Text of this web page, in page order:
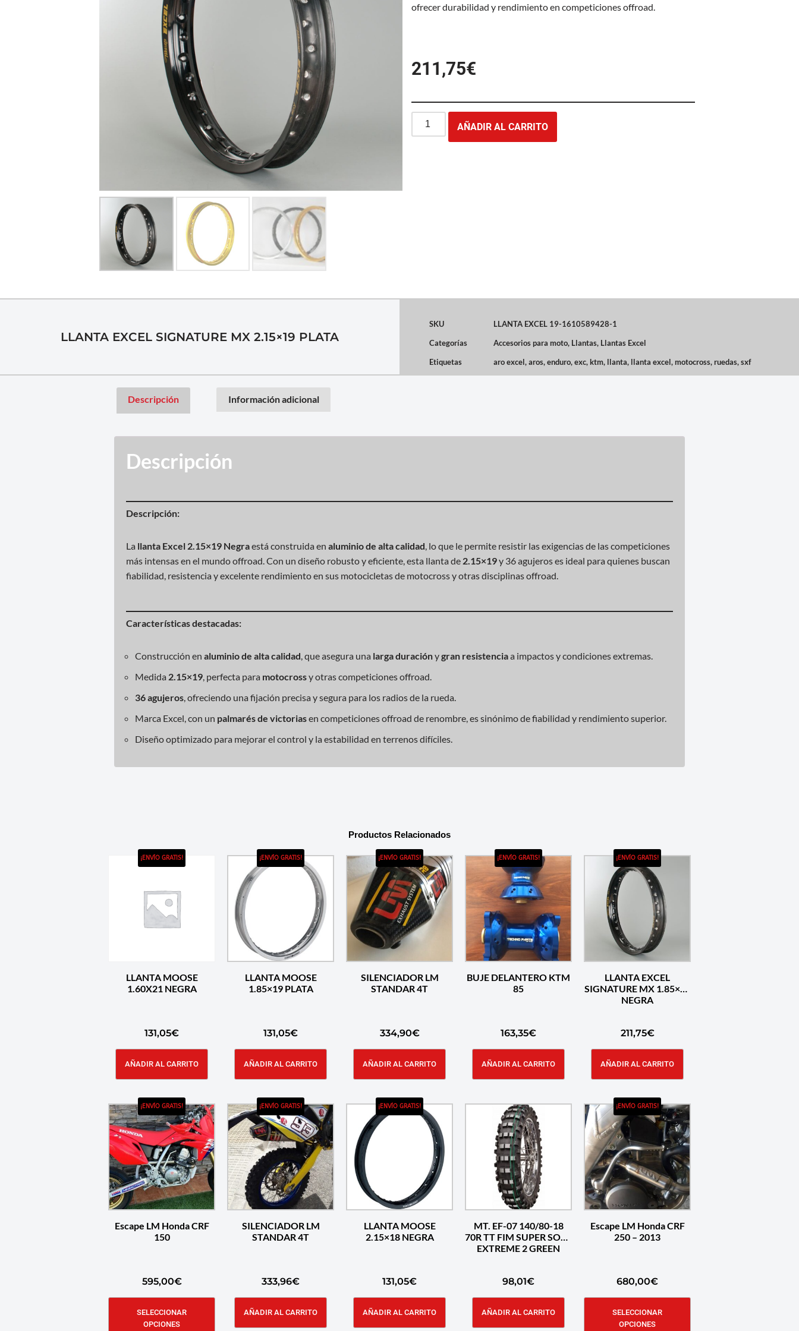
ofrecer durabilidad y rendimiento en competiciones offroad.
211,75€
AÑADIR AL CARRITO
LLANTA EXCEL SIGNATURE MX 2.15×19 PLATA
SKU
LLANTA EXCEL 19-1610589428-1
Categorías
Accesorios para moto, Llantas, Llantas Excel
Etiquetas
aro excel,aros,enduro,exc, ktm, llanta, llanta excel,motocross,ruedas,sxf
Descripción Información adicional
Descripción
Descripción:
La llanta Excel 2.15×19 Negraestá construida en aluminio de alta calidad, lo que le permite resistir las exigencias de las competiciones
más intensas en el mundo offroad. Con un diseño robusto y eficiente, esta llanta de 2.15×19y 36 agujeros es ideal para quienes buscan
fiabilidad, resistencia y excelente rendimiento en sus motocicletas de motocross y otras disciplinas offroad.
Características destacadas:
Construcción en aluminio de alta calidad, que asegura una larga duraciónygran resistenciaa impactos y condiciones extremas.
Medida 2.15×19, perfecta para motocrossy otras competiciones offroad.
36 agujeros, ofreciendo una fijación precisa y segura para los radios de la rueda.
Marca Excel, con un palmarés de victoriasen competiciones offroad de renombre, es sinónimo de fiabilidad y rendimiento superior.
Diseño optimizado para mejorar el control y la estabilidad en terrenos difíciles.
Productos Relacionados
¡ENVÍO GRATIS!
LLANTA MOOSE
1.60X21 NEGRA
131,05€
AÑADIR AL CARRITO
¡ENVÍO GRATIS!
LLANTA MOOSE
1.85×19 PLATA
131,05€
AÑADIR AL CARRITO
¡ENVÍO GRATIS!
SILENCIADOR LM
STANDAR 4T
334,90€
AÑADIR AL CARRITO
¡ENVÍO GRATIS!
BUJE DELANTERO KTM
85
163,35€
AÑADIR AL CARRITO
¡ENVÍO GRATIS!
LLANTA EXCEL
SIGNATURE MX 1.85×19
NEGRA
211,75€
AÑADIR AL CARRITO
¡ENVÍO GRATIS!
Escape LM Honda CRF
150
595,00€
SELECCIONAR
OPCIONES
¡ENVÍO GRATIS!
SILENCIADOR LM
STANDAR 4T
333,96€
AÑADIR AL CARRITO
¡ENVÍO GRATIS!
LLANTA MOOSE
2.15×18 NEGRA
131,05€
AÑADIR AL CARRITO
MT. EF-07 140/80-18
70R TT FIM SUPER SOFT
EXTREME 2 GREEN
98,01€
AÑADIR AL CARRITO
¡ENVÍO GRATIS!
Escape LM Honda CRF
250 – 2013
680,00€
SELECCIONAR
OPCIONES